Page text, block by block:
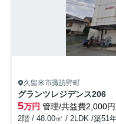
久留米市諏訪野町
グランツレジデンス206
5万円 管理/共益費2,000円
2階 / 48.00㎡ / 2LDK /築51